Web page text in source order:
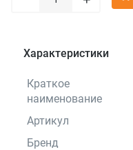
Характеристики
Краткое
наименование
Артикул
Бренд